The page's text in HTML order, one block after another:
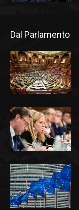
Dal Parlamento